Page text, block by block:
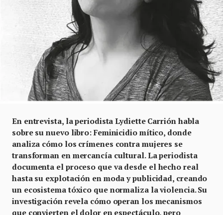
En entrevista, la periodista Lydiette Carrión habla
sobre su nuevo libro: Feminicidio mítico, donde
analiza cómo los crímenes contra mujeres se
transforman en mercancía cultural. La periodista
documenta el proceso que va desde el hecho real
hasta su explotación en moda y publicidad, creando
un ecosistema tóxico que normaliza la violencia. Su
investigación revela cómo operan los mecanismos
que convierten el dolor en espectáculo, pero